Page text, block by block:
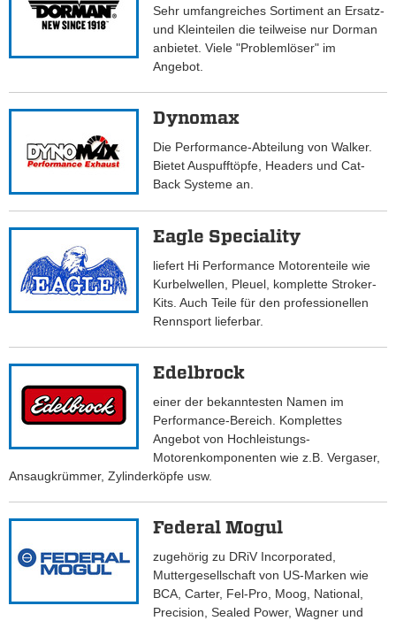
Sehr umfangreiches Sortiment an Ersatz-
und Kleinteilen die teilweise nur Dorman
anbietet. Viele "Problemlöser" im
Angebot.
Dynomax
Die Performance-Abteilung von Walker.
Bietet Auspufftöpfe, Headers und Cat-
Back Systeme an.
Eagle Speciality
liefert Hi Performance Motorenteile wie
Kurbelwellen, Pleuel, komplette Stroker-
Kits. Auch Teile für den professionellen
Rennsport lieferbar.
Edelbrock
einer der bekanntesten Namen im
Performance-Bereich. Komplettes
Angebot von Hochleistungs-
Motorenkomponenten wie z.B. Vergaser,
Ansaugkrümmer, Zylinderköpfe usw.
Federal Mogul
zugehörig zu DRiV Incorporated,
Muttergesellschaft von US-Marken wie
BCA, Carter, Fel-Pro, Moog, National,
Precision, Sealed Power, Wagner und